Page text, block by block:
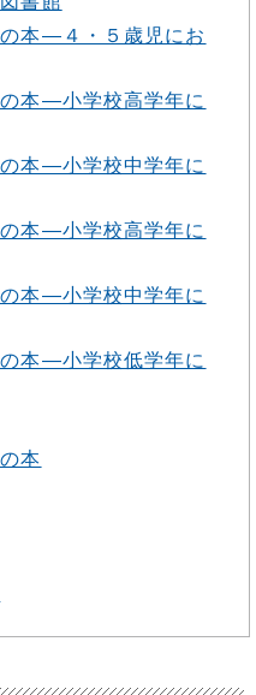
本―４・５歳児にお
本―小学校高学年に
本―小学校中学年に
本―小学校高学年に
本―小学校中学年に
本―小学校低学年に
本